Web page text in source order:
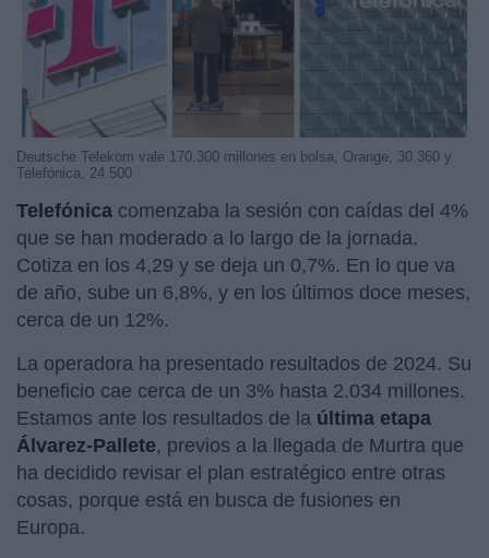
Deutsche Telekom vale 170.300 millones en bolsa, Orange, 30.360 y
Telefónica, 24.500
Telefónica comenzaba la sesión con caídas del 4%
que se han moderado a lo largo de la jornada.
Cotiza en los 4,29 y se deja un 0,7%. En lo que va
de año, sube un 6,8%, y en los últimos doce meses,
cerca de un 12%.
La operadora ha presentado resultados de 2024. Su
beneficio cae cerca de un 3% hasta 2.034 millones.
Estamos ante los resultados de la última etapa
Álvarez-Pallete, previos a la llegada de Murtra que
ha decidido revisar el plan estratégico entre otras
cosas, porque está en busca de fusiones en
Europa.